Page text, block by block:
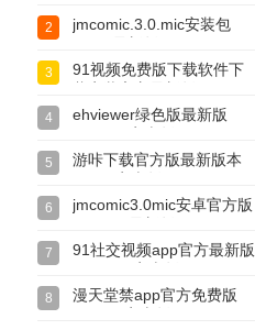
2
jmcomic.3.0.mic安装包
3
91视频免费版下载软件下
4
ehviewer绿色版最新版
5
游咔下载官方版最新版本
6
jmcomic3.0mic安卓官方版
7
91社交视频app官方最新版
8
漫天堂禁app官方免费版